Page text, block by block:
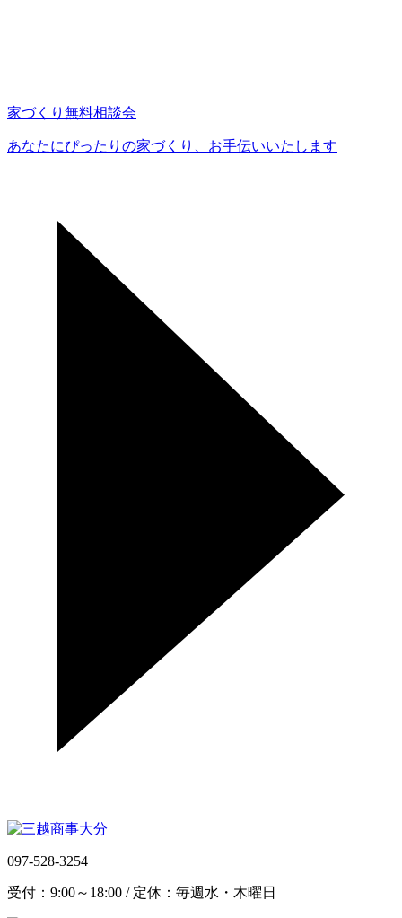
家づくり無料相談会
あなたにぴったりの家づくり、 お手伝いいたします
097-528-3254
受付：9:00～18:00 / 定休：毎週水・木曜日